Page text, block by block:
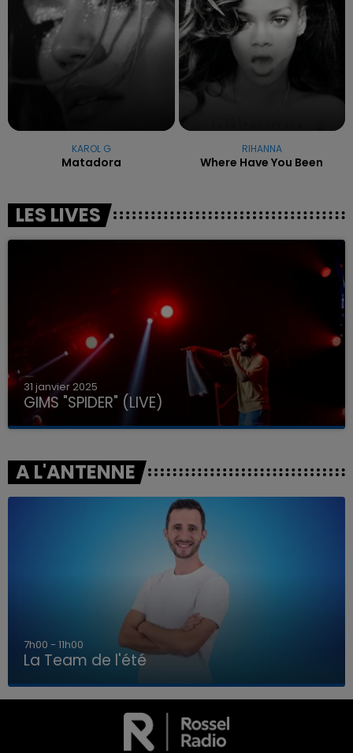
LA TEAM DE L'ÉTÉ
KAROL G
Matadora
RIHANNA
Where Have You Been
LES LIVES
31 janvier 2025
GIMS "SPIDER" (LIVE)
A L'ANTENNE
7h00 - 11h00
La Team de l'été